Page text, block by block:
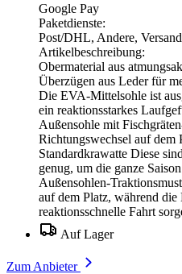
Google Pay
Paketdienste:
Post/DHL, Andere,
Artikelbeschreibung:
Obermaterial aus
Überzügen aus Leder für
Die EVA-Mittelsohle ist
ein reaktionsstarkes
Außensohle mit
Richtungswechsel auf dem
Standardkrawatte Diese
genug, um die ganze
Außensohlen-
auf dem Platz, während
reaktionsschnelle Fahrt
Auf Lager
Zum Anbieter